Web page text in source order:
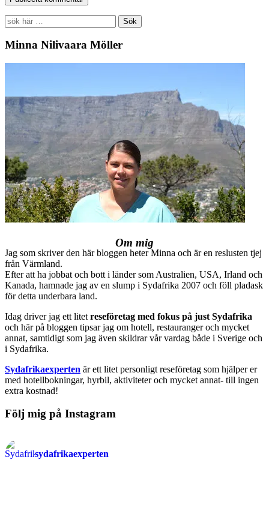
Search
for:
Minna Nilivaara Möller
Om mig
Jag som skriver den här bloggen heter Minna och är en reslusten tjej
från Värmland.
Efter att ha jobbat och bott i länder som Australien, USA, Irland och
Kanada, hamnade jag av en slump i Sydafrika 2007 och föll pladask
för detta underbara land.
Idag driver jag ett litet reseföretag med fokus på just Sydafrika
och här på bloggen tipsar jag om hotell, restauranger och mycket
annat, samtidigt som jag även skildrar vår vardag både i Sverige och
i Sydafrika.
Sydafrikaexperten är ett litet personligt reseföretag som hjälper er
med hotellbokningar, hyrbil, aktiviteter och mycket annat- till ingen
extra kostnad!
Följ mig på Instagram
sydafrikaexperten